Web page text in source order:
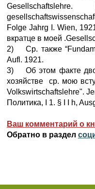
Folge Jahrg I. Wien,
вкратце в моей
2) Ср. также
Aufl. 1921.
3) Об этом факте
хозяйстве ср. мою
Volkswirtschaftslehre".
Политика, I 1. § I I h,
Ваш комментарий о
Обратно в раздел